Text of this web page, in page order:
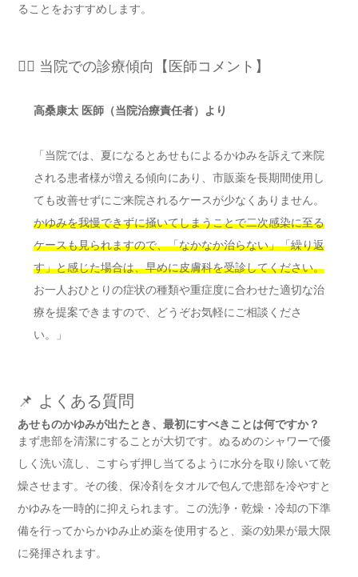
ることをおすすめします。
👨‍⚕️ 当院での診療傾向【医師コメント】
高桑康太 医師（当院治療責任者）より
「当院では、夏になるとあせもによるかゆみを訴えて来院
される患者様が増える傾向にあり、市販薬を長期間使用し
ても改善せずにご来院されるケースが少なくありません。
かゆみを我慢できずに掻いてしまうことで二次感染に至る
ケースも見られますので、「なかなか治らない」「繰り返
す」と感じた場合は、早めに皮膚科を受診してください。
お一人おひとりの症状の種類や重症度に合わせた適切な治
療を提案できますので、どうぞお気軽にご相談くださ
い。」
📌 よくある質問
あせものかゆみが出たとき、最初にすべきことは何ですか？
まず患部を清潔にすることが大切です。ぬるめのシャワーで優
しく洗い流し、こすらず押し当てるように水分を取り除いて乾
燥させます。その後、保冷剤をタオルで包んで患部を冷やすと
かゆみを一時的に抑えられます。この洗浄・乾燥・冷却の下準
備を行ってからかゆみ止め薬を使用すると、薬の効果が最大限
に発揮されます。